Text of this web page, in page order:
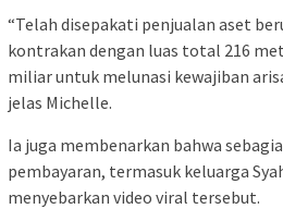
“Telah disepakati penjualan aset
kontrakan dengan luas total 216
miliar untuk melunasi kewajiban
jelas Michelle.
Ia juga membenarkan bahwa
pembayaran, termasuk keluarga
menyebarkan video viral tersebut.